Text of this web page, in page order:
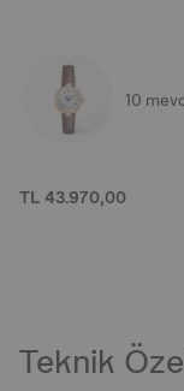
10
TL 43.970,00
Teknik